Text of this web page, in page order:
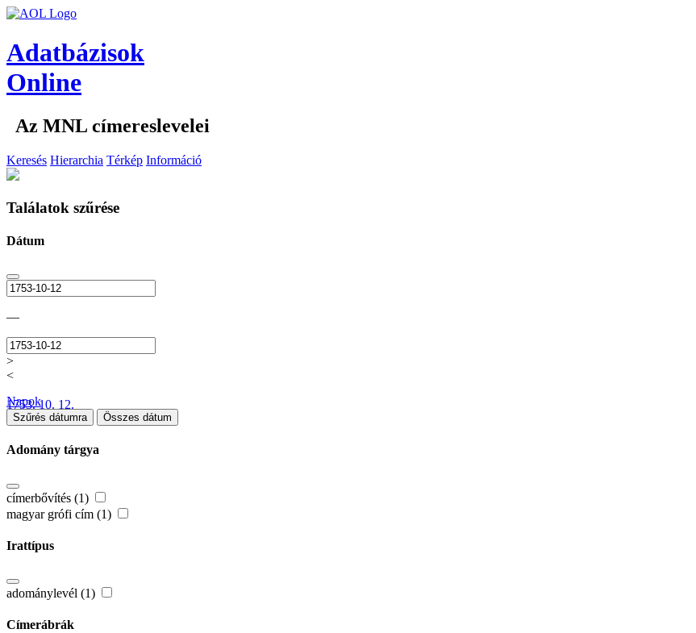
Adatbázisok
Online
Az MNL címereslevelei
Keresés Hierarchia Térkép Információ
Találatok szűrése
Dátum
—
>
<
1753. 10. 12.
Napok
Szűrés dátumra Összes dátum
Adomány tárgya
címerbővítés (1)
magyar grófi cím (1)
Irattípus
adománylevél (1)
Címerábrák